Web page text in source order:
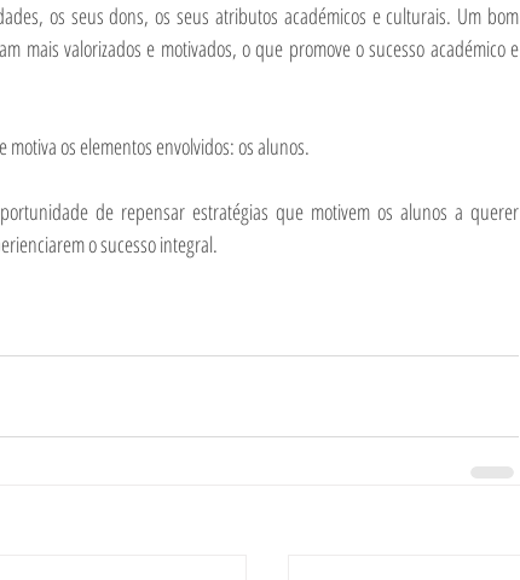
os seus dons, os seus atributos académicos e culturais. Um bom
mais valorizados e motivados, o que promove o sucesso académico e
os elementos envolvidos: os alunos.
de repensar estratégias que motivem os alunos a querer
o sucesso integral.